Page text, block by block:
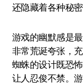
还隐藏着各种秘
游戏的幽默感是
非常荒诞夸张，
蜘蛛的设计既恐
让人忍俊不禁。